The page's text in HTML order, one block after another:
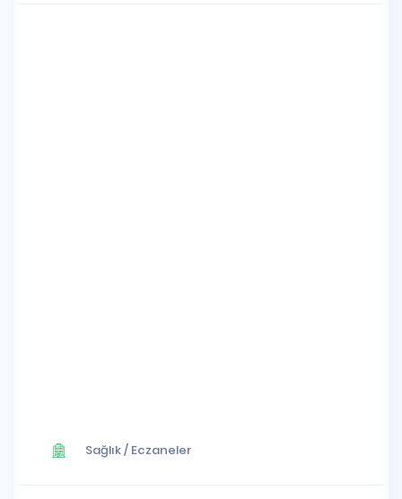
Sağlık/ Eczaneler